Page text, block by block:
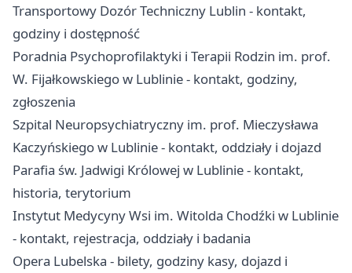
Transportowy Dozór Techniczny Lublin - kontakt,
godziny i dostępność
Poradnia Psychoprofilaktyki i Terapii Rodzin im. prof.
W. Fijałkowskiego w Lublinie - kontakt, godziny,
zgłoszenia
Szpital Neuropsychiatryczny im. prof. Mieczysława
Kaczyńskiego w Lublinie - kontakt, oddziały i dojazd
Parafia św. Jadwigi Królowej w Lublinie - kontakt,
historia, terytorium
Instytut Medycyny Wsi im. Witolda Chodźki w Lublinie
- kontakt, rejestracja, oddziały i badania
Opera Lubelska - bilety, godziny kasy, dojazd i